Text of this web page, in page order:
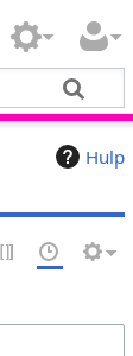
Hulp